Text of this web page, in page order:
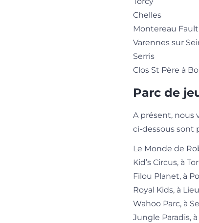
Chelles
Montereau
Varennes sur
Serris
Clos St Père à
Parc de
A présent, nous
ci-dessous sont
Le Monde de
Kid’s Circus, à
Filou Planet, à
Royal Kids, à
Wahoo Parc, à
Jungle Paradis,